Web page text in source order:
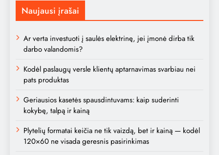
Naujausi įrašai
Ar verta investuoti į saulės elektrinę, jei įmonė dirba tik
darbo valandomis?
Kodėl paslaugų versle klientų aptarnavimas svarbiau nei
pats produktas
Geriausios kasetės spausdintuvams: kaip suderinti
kokybę, talpą ir kainą
Plytelių formatai keičia ne tik vaizdą, bet ir kainą — kodėl
120×60 ne visada geresnis pasirinkimas